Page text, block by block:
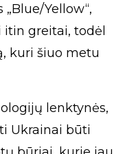
Yellow“,
greitai, todėl
kuri šiuo metu
lenktynės,
Ukrainai būti